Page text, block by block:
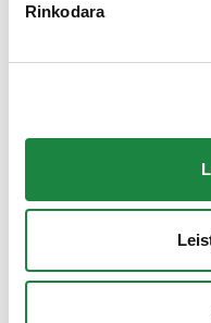
Rinkodara
VIRONOX